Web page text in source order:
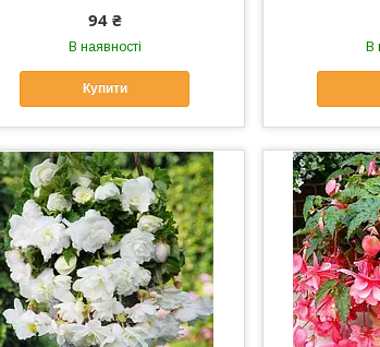
94 ₴
В наявності
Купити
В